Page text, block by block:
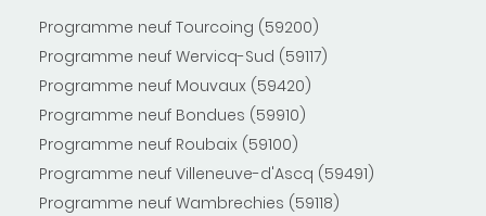
Programme neuf Tourcoing (59200)
Programme neuf Wervicq-Sud (59117)
Programme neuf Mouvaux (59420)
Programme neuf Bondues (59910)
Programme neuf Roubaix (59100)
Programme neuf Villeneuve-d'Ascq (59491)
Programme neuf Wambrechies (59118)